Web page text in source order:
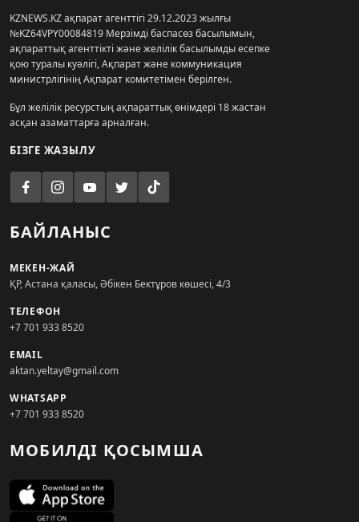
KZNEWS.KZ ақпарат агенттігі 29.12.2023 жылғы
№KZ64VPY00084819 Мерзімді баспасөз басылымын,
ақпараттық агенттікті және желілік басылымды есепке
қою туралы куәлігі, Ақпарат және коммуникация
министрлігінің Ақпарат комитетімен берілген.
Бұл желілік ресурстың ақпараттық өнімдері 18 жастан
асқан азаматтарға арналған.
БІЗГЕ ЖАЗЫЛУ
БАЙЛАНЫС
МЕКЕН-ЖАЙ
ҚР, Астана қаласы, Әбікен Бектұров көшесі, 4/3
ТЕЛЕФОН
+7 701 933 8520
EMAIL
aktan.yeltay@gmail.com
WHATSAPP
+7 701 933 8520
МОБИЛДІ ҚОСЫМША